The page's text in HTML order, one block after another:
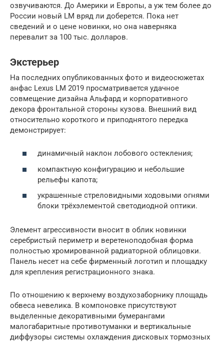
озвучиваются. До Америки и Европы, а уж тем более до
России новый LM вряд ли доберется. Пока нет
сведений и о цене новинки, но она наверняка
перевалит за 100 тыс. долларов.
Экстерьер
На последних опубликованных фото и видеосюжетах
анфас Lexus LM 2019 просматривается удачное
совмещение дизайна Альфард и корпоративного
декора фронтальной стороны кузова. Внешний вид
относительно короткого и приподнятого передка
демонстрирует:
динамичный наклон лобового остекления;
компактную конфигурацию и небольшие
рельефы капота;
украшенные стреловидными ходовыми огнями
блоки трёхэлементой светодиодной оптики.
Элемент агрессивности вносит в облик новинки
серебристый периметр и веретеноподобная форма
полностью хромированной радиаторной облицовки.
Панель несет на себе фирменный логотип и площадку
для крепления регистрационного знака.
По отношению к верхнему воздухозаборнику площадь
обвеса невелика. В компоновке присутствуют
выделенные декоративными бумерангами
малогабаритные противотуманки и вертикальные
диффузоры системы охлаждения дисковых тормозных